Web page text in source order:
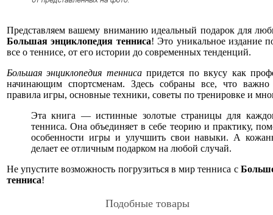
Представляем вашему вниманию идеальный подарок для
Большая энциклопедия тенниса! Это уникальное издание
все о теннисе, от его истории до современных тенденций.
Большая энциклопедия теннисапридется по вкусу как
начинающим спортсменам. Здесь собраны все, что важно
правила игры, основные техники, советы по тренировке и
Эта книга — истинные золотые страницы для
тенниса. Она объединяет в себе теорию и практику,
особенности игры и улучшить свои навыки. А
делает ее отличным подарком на любой случай.
Не упустите возможность погрузиться в мир тенниса с
тенниса!
Подобные товары